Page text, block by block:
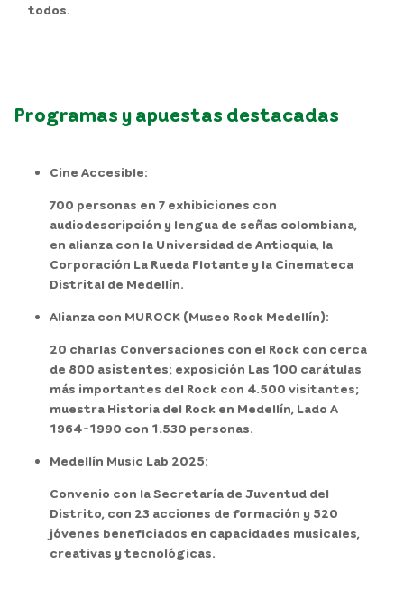
todos.
Programas y apuestas destacadas
Cine Accesible:
700 personas en 7 exhibiciones con
audiodescripción y lengua de señas colombiana,
en alianza con la Universidad de Antioquia, la
Corporación La Rueda Flotante y la Cinemateca
Distrital de Medellín.
Alianza con MUROCK (Museo Rock Medellín):
20 charlas Conversaciones con el Rock con cerca
de 800 asistentes; exposición Las 100 carátulas
más importantes del Rock con 4.500 visitantes;
muestra Historia del Rock en Medellín, Lado A
1964-1990 con 1.530 personas.
Medellín Music Lab 2025:
Convenio con la Secretaría de Juventud del
Distrito, con 23 acciones de formación y 520
jóvenes beneficiados en capacidades musicales,
creativas y tecnológicas.